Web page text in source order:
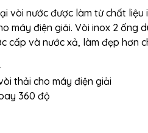
vòi nước được làm từ chất
máy điện giải. Vòi inox 2 ống
cấp và nước xả, làm đẹp hơn
thải cho máy điện giải
360 độ